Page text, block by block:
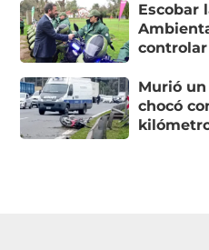
Escobar
Murió
chocó